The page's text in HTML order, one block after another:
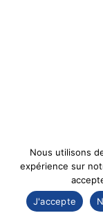
Nous utilisons
expérience sur
J'accepte